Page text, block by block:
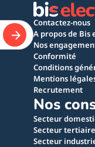
Contactez-nous
A propos de Bis
Nos
Conformité
Conditions
Mentions
Recrutement
Nos
Secteur
Secteur tertiaire
Secteur